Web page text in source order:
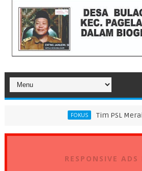
Tim PSL Meraih Juara di
RESPONSIVE ADS